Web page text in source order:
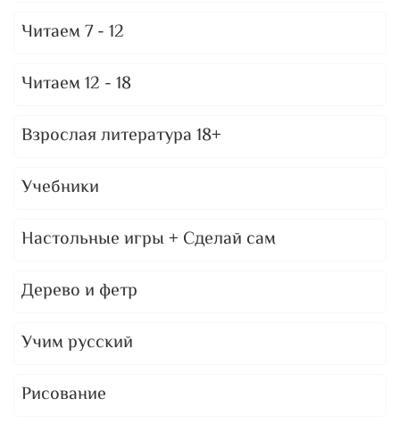
Читаем 7 - 12
Читаем 12 - 18
Взрослая литература 18+
Учебники
Настольные игры + Сделай сам
Дерево и фетр
Учим русский
Рисование